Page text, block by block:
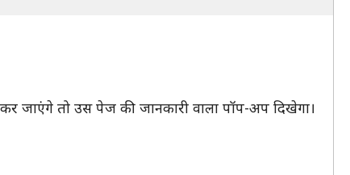
तो उस पेज की जानकारी वाला पॉप-अप दिखेगा।